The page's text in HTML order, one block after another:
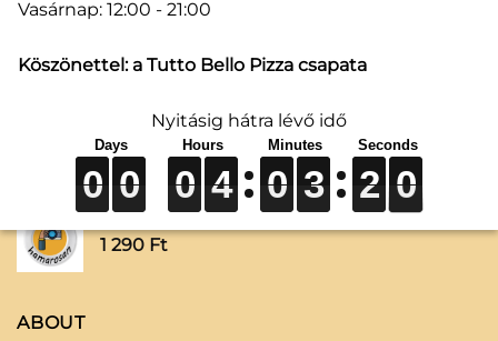
540Ft
Szénsavas ásványvíz (0,5 l) + betétdíj
540Ft
Napi ajánlatunk
1 290 Ft
ABOUT
Vasárnap: 12:00 - 21:00
Köszönettel: a Tutto Bello Pizza csapata
Nyitásig hátra lévő idő
0
0
0
0 0
0
0
0 0
0
0
0 4
4
4
4 0
0
0
0 3
3
3
3 2
2
2
2 0
0
0
0